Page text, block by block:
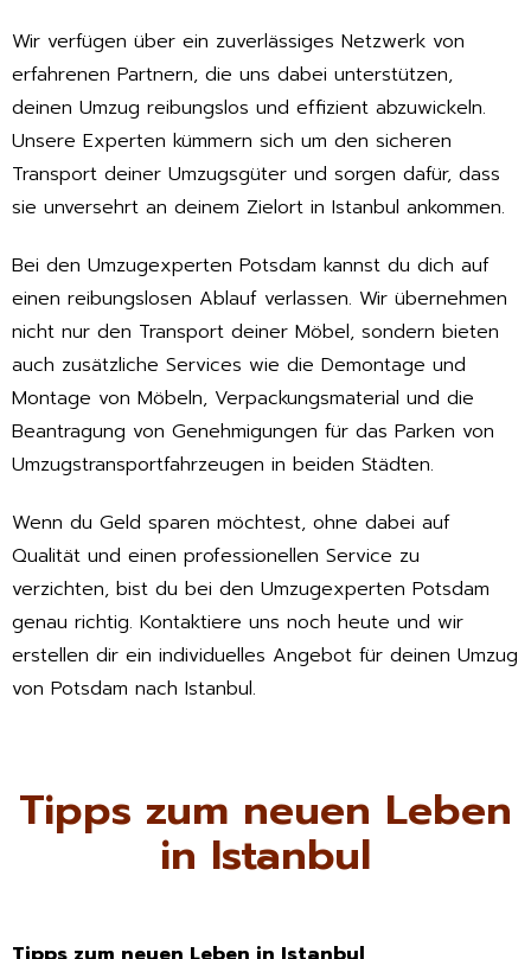
Wir verfügen über ein zuverlässiges Netzwerk von
erfahrenen Partnern, die uns dabei unterstützen,
deinen Umzug reibungslos und effizient abzuwickeln.
Unsere Experten kümmern sich um den sicheren
Transport deiner Umzugsgüter und sorgen dafür, dass
sie unversehrt an deinem Zielort in Istanbul ankommen.
Bei den Umzugexperten Potsdam kannst du dich auf
einen reibungslosen Ablauf verlassen. Wir übernehmen
nicht nur den Transport deiner Möbel, sondern bieten
auch zusätzliche Services wie die Demontage und
Montage von Möbeln, Verpackungsmaterial und die
Beantragung von Genehmigungen für das Parken von
Umzugstransportfahrzeugen in beiden Städten.
Wenn du Geld sparen möchtest, ohne dabei auf
Qualität und einen professionellen Service zu
verzichten, bist du bei den Umzugexperten Potsdam
genau richtig. Kontaktiere uns noch heute und wir
erstellen dir ein individuelles Angebot für deinen Umzug
von Potsdam nach Istanbul.
Tipps zum neuen Leben
in Istanbul